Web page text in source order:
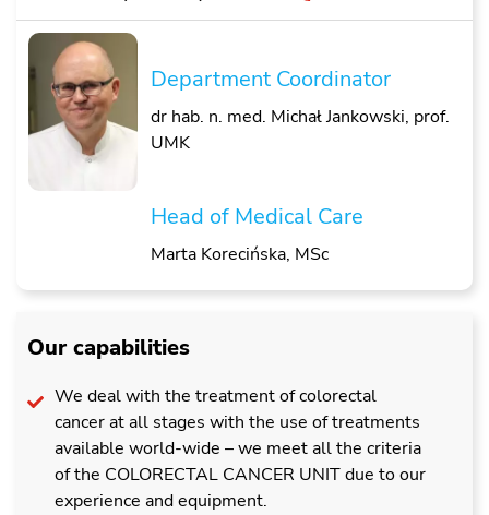
Department Coordinator
dr hab. n. med. Michał Jankowski, prof.
UMK
Head of Medical Care
Marta Korecińska, MSc
Our capabilities
We deal with the treatment of colorectal
cancer at all stages with the use of treatments
available world-wide – we meet all the criteria
of the COLORECTAL CANCER UNIT due to our
experience and equipment.